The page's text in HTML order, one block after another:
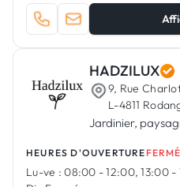
HADZILUX
9, Rue
L-4811
Jardinier,
HEURES D'OUVERTURE FERMÉ
Lu-ve : 08:00 - 12:00, 13:00 -